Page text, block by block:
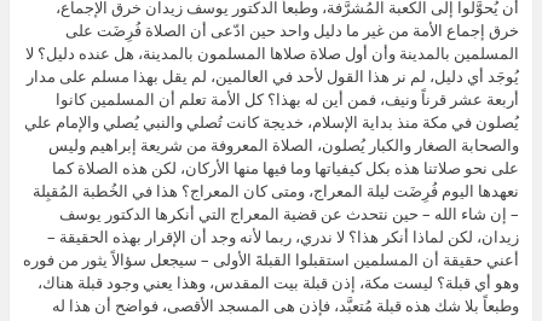
أن يُحوَّلوا إلى الكعبة المُشرَّفة، وطبعاً الدكتور يوسف زيدان خرق الإجماع،
خرق إجماع الأمة من غير ما دليل واحد حين ادّعى أن الصلاة فُرِضَت على
المسلمين بالمدينة وأن أول صلاة صلاها المسلمون بالمدينة، هل عنده دليل؟ لا
يُوجَد أي دليل، لم نر هذا القول لأحد في العالمين، لم يقل بهذا مسلم على مدار
أربعة عشر قرناً ونيف، فمن أين له بهذا؟ كل الأمة تعلم أن المسلمين كانوا
يُصلون في مكة منذ بداية الإسلام، خديجة كانت تُصلي والنبي يُصلي والإمام علي
والصحابة الصغار والكبار يُصلون، الصلاة المعروفة من شريعة إبراهيم وليس
على نحو صلاتنا هذه بكل كيفياتها وما فيها منها الأركان، لكن هذه الصلاة كما
نعهدها اليوم فُرِضَت ليلة المعراج، ومتى كان المعراج؟ هذا في الخُطبة المُقبِلة
– إن شاء الله – حين نتحدث عن قضية المعراج التي أنكرها الدكتور يوسف
زيدان، لكن لماذا أنكر هذا؟ لا ندري، ربما لأنه وجد أن الإقرار بهذه الحقيقة –
أعني حقيقة أن المسلمين استقبلوا القبلةَ الأولى – سيجعل سؤالاً يثور من فوره
وهو أي قبلة؟ ليست مكة، إذن قبلة بيت المقدس، وهذا يعني وجود قبلة هناك،
وطبعاً بلا شك هذه قبلة مُتعبَّد، فإذن هى المسجد الأقصى، فواضح أن هذا له